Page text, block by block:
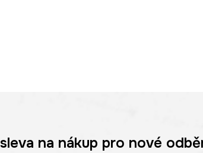
na nákup pro nové